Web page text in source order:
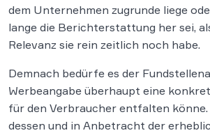
dem Unternehmen zugrunde liege
lange die Berichterstattung her sei,
Relevanz sie rein zeitlich noch habe.
Demnach bedürfe es der
Werbeangabe überhaupt eine
für den Verbraucher entfalten
dessen und in Anbetracht der